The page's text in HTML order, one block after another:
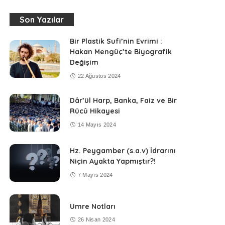
Son Yazılar
Bir Plastik Sufi’nin Evrimi :
Hakan Mengüç’te Biyografik
Değişim
22 Ağustos 2024
Dâr’ül Harp, Banka, Faiz ve Bir
Rücû Hikayesi
14 Mayıs 2024
Hz. Peygamber (s.a.v) İdrarını
Niçin Ayakta Yapmıştır?!
7 Mayıs 2024
Umre Notları
26 Nisan 2024